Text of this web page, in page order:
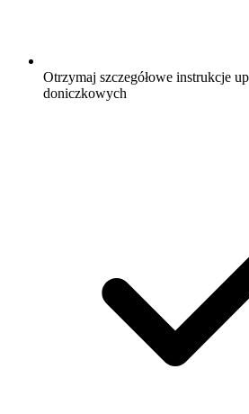
Otrzymaj szczegółowe instrukcje
doniczkowych